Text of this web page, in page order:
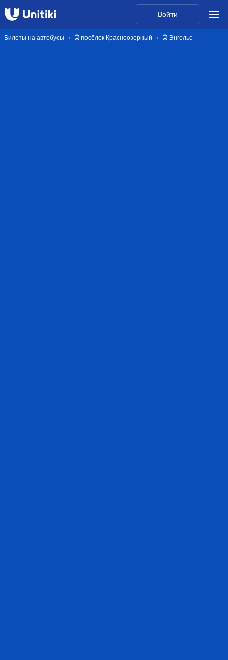
Войти
Билеты на автобусы 🚍 посёлок Красноозерный 🚍 Энгельс